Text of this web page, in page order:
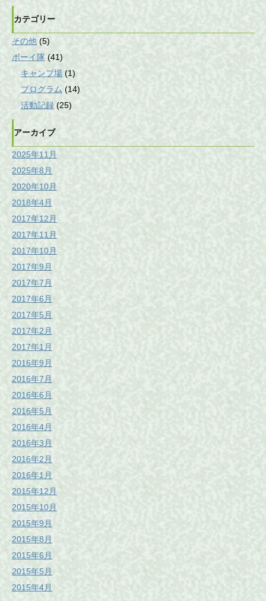
カテゴリー
その他 (5)
ボーイ隊 (41)
キャンプ場 (1)
プログラム (14)
活動記録 (25)
アーカイブ
2025年11月
2025年8月
2020年10月
2018年4月
2017年12月
2017年11月
2017年10月
2017年9月
2017年7月
2017年6月
2017年5月
2017年2月
2017年1月
2016年9月
2016年7月
2016年6月
2016年5月
2016年4月
2016年3月
2016年2月
2016年1月
2015年12月
2015年10月
2015年9月
2015年8月
2015年6月
2015年5月
2015年4月